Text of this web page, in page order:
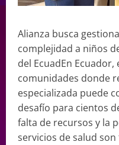
Alianza busca
complejidad a niños
del EcuadEn
comunidades donde
especializada puede
desafío para cientos
falta de recursos y la
servicios de salud